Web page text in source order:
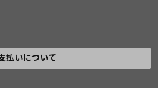
払いについて